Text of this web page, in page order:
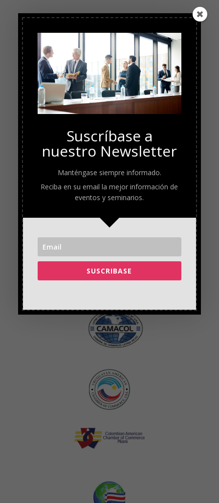
Suscríbase a
nuestro Newsletter
Manténgase siempre informado.
Reciba en su email la mejor información de
eventos y seminarios.
SUSCRIBASE